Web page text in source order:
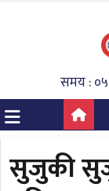
समय :
सुजुकी